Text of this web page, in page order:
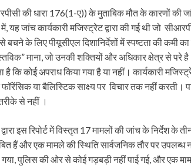
की धारा 176(1-ए)) के मुताबिक मौत के कारणों की
यह जांच कार्यकारी मजिस्ट्रेट द्वारा की गई थी जो
बचने के लिए पीयूसीएल दिशानिर्देशों में स्पष्टता की कमी
माना, जो उनकी शक्तियों और अधिकार क्षेत्र से परे
कि कोई अपराध किया गया है या नहीं। कार्यकारी
फॉरेंसिक या बैलिस्टिक साक्ष्य पर विचार तक नहीं करती।
से नहीं ।
इस रिपोर्ट में विस्तृत 17 मामलों की जांच के निर्देश के
हैं और एक मामले की स्थिति सार्वजनिक तौर पर उपलब्ध
पुलिस की ओर से कोई गड़बड़ी नहीं पाई गई, और एक